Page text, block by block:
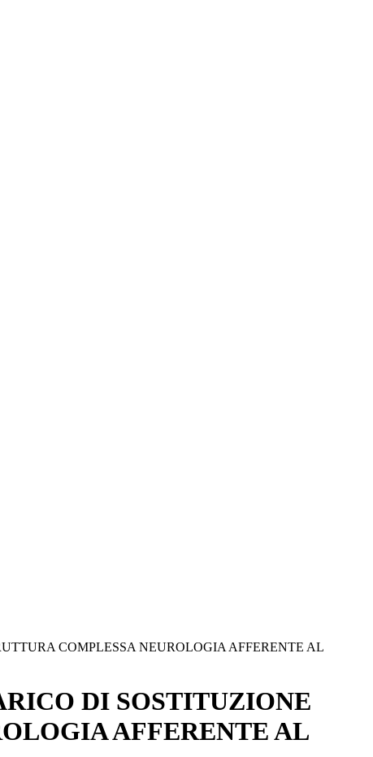
COMPLESSA NEUROLOGIA AFFERENTE AL
DI SOSTITUZIONE
AFFERENTE AL